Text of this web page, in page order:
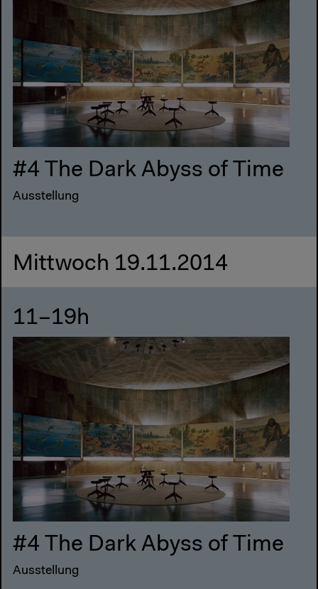
#4 The Dark Abyss of Time
Ausstellung
Mittwoch 19.11.2014
11–19h
#4 The Dark Abyss of Time
Ausstellung